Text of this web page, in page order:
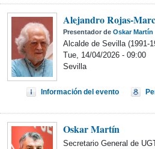
Alejandro Rojas-
Presentador de Oskar Martín
Alcalde de Sevilla (1991-
Tue, 14/04/2026 - 09:00
Sevilla
Información del evento
Oskar Martín
Secretario General de